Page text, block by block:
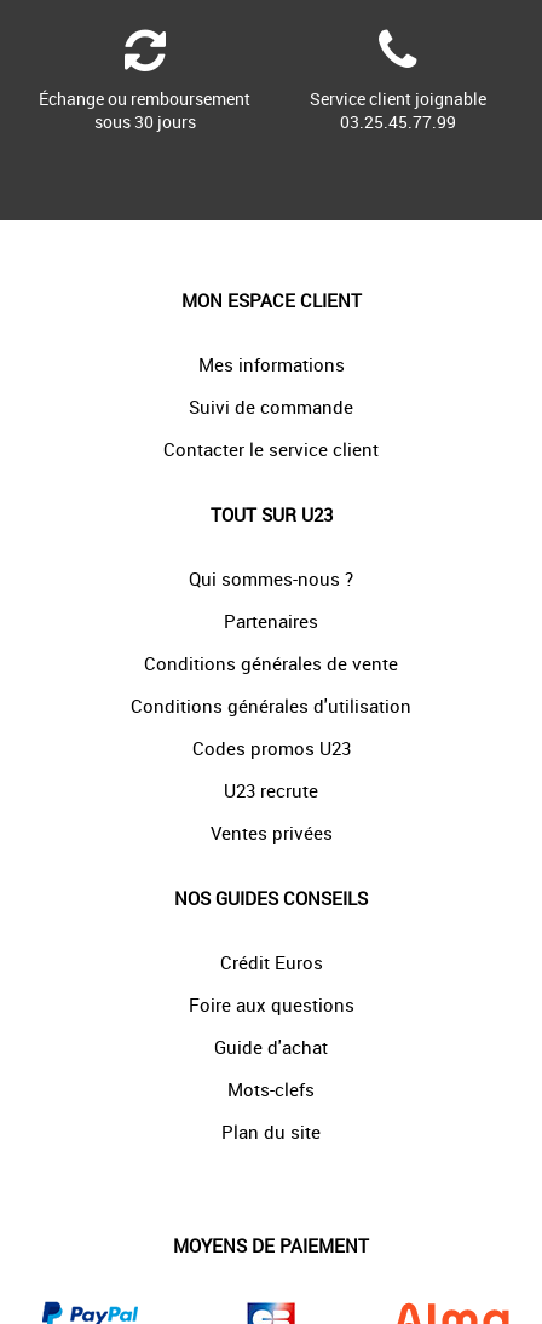
Échange ou remboursement
sous 30 jours
Service client joignable
03.25.45.77.99
MON ESPACE CLIENT
Mes informations
Suivi de commande
Contacter le service client
TOUT SUR U23
Qui sommes-nous ?
Partenaires
Conditions générales de vente
Conditions générales d'utilisation
Codes promos U23
U23 recrute
Ventes privées
NOS GUIDES CONSEILS
Crédit Euros
Foire aux questions
Guide d'achat
Mots-clefs
Plan du site
MOYENS DE PAIEMENT